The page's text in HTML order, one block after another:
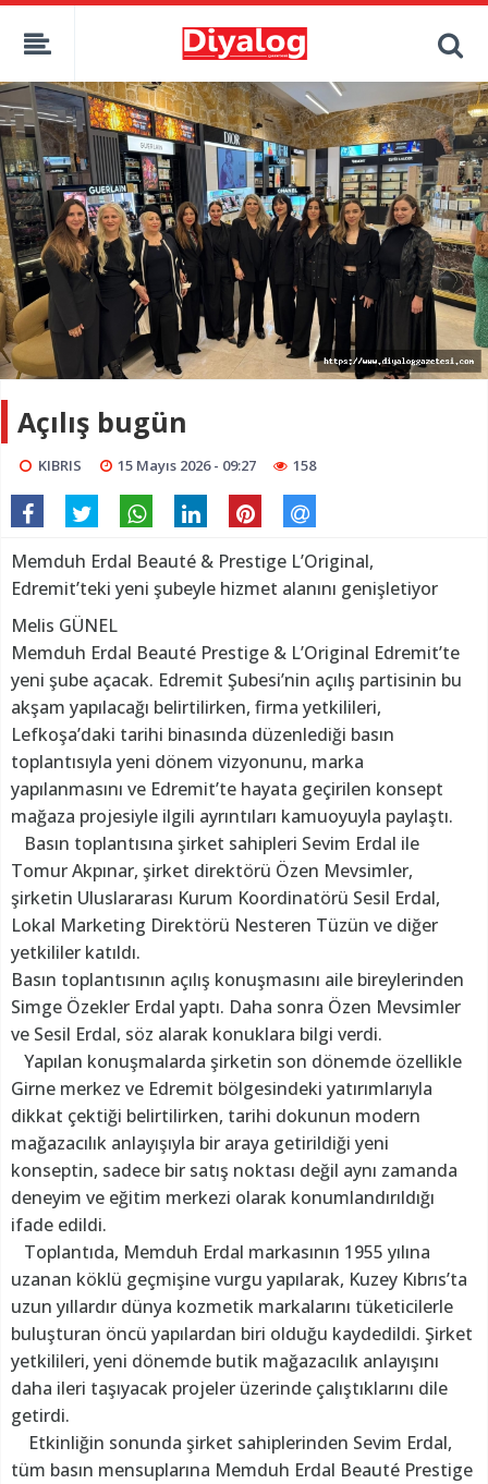
Açılış bugün
KIBRIS 15 Mayıs 2026 - 09:27 158
Memduh Erdal Beauté & Prestige L’Original,
Edremit’teki yeni şubeyle hizmet alanını genişletiyor
Melis GÜNEL
Memduh Erdal Beauté Prestige & L’Original Edremit’te
yeni şube açacak. Edremit Şubesi’nin açılış partisinin bu
akşam yapılacağı belirtilirken, firma yetkilileri,
Lefkoşa’daki tarihi binasında düzenlediği basın
toplantısıyla yeni dönem vizyonunu, marka
yapılanmasını ve Edremit’te hayata geçirilen konsept
mağaza projesiyle ilgili ayrıntıları kamuoyuyla paylaştı.
Basın toplantısına şirket sahipleri Sevim Erdal ile
Tomur Akpınar, şirket direktörü Özen Mevsimler,
şirketin Uluslararası Kurum Koordinatörü Sesil Erdal,
Lokal Marketing Direktörü Nesteren Tüzün ve diğer
yetkililer katıldı.
Basın toplantısının açılış konuşmasını aile bireylerinden
Simge Özekler Erdal yaptı. Daha sonra Özen Mevsimler
ve Sesil Erdal, söz alarak konuklara bilgi verdi.
Yapılan konuşmalarda şirketin son dönemde özellikle
Girne merkez ve Edremit bölgesindeki yatırımlarıyla
dikkat çektiği belirtilirken, tarihi dokunun modern
mağazacılık anlayışıyla bir araya getirildiği yeni
konseptin, sadece bir satış noktası değil aynı zamanda
deneyim ve eğitim merkezi olarak konumlandırıldığı
ifade edildi.
Toplantıda, Memduh Erdal markasının 1955 yılına
uzanan köklü geçmişine vurgu yapılarak, Kuzey Kıbrıs’ta
uzun yıllardır dünya kozmetik markalarını tüketicilerle
buluşturan öncü yapılardan biri olduğu kaydedildi. Şirket
yetkilileri, yeni dönemde butik mağazacılık anlayışını
daha ileri taşıyacak projeler üzerinde çalıştıklarını dile
getirdi.
Etkinliğin sonunda şirket sahiplerinden Sevim Erdal,
tüm basın mensuplarına Memduh Erdal Beauté Prestige